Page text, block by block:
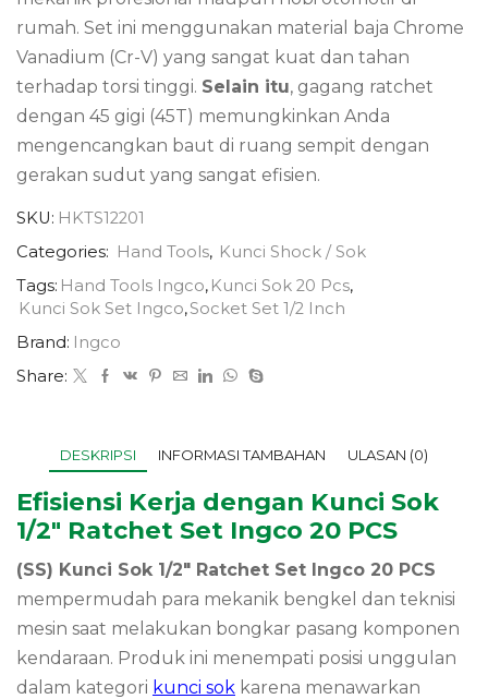
rumah. Set ini menggunakan material baja Chrome
Vanadium (Cr-V) yang sangat kuat dan tahan
terhadap torsi tinggi. Selain itu, gagang ratchet
dengan 45 gigi (45T) memungkinkan Anda
mengencangkan baut di ruang sempit dengan
gerakan sudut yang sangat efisien.
SKU: HKTS12201
Categories: Hand Tools, Kunci Shock / Sok
Tags: Hand Tools Ingco, Kunci Sok 20 Pcs,
Kunci Sok Set Ingco,Socket Set 1/2 Inch
Brand: Ingco
Share:
DESKRIPSI INFORMASI TAMBAHAN ULASAN (0)
Efisiensi Kerja dengan Kunci Sok
1/2″ Ratchet Set Ingco 20 PCS
(SS) Kunci Sok 1/2″ Ratchet Set Ingco 20 PCS
mempermudah para mekanik bengkel dan teknisi
mesin saat melakukan bongkar pasang komponen
kendaraan. Produk ini menempati posisi unggulan
dalam kategori kunci sok karena menawarkan